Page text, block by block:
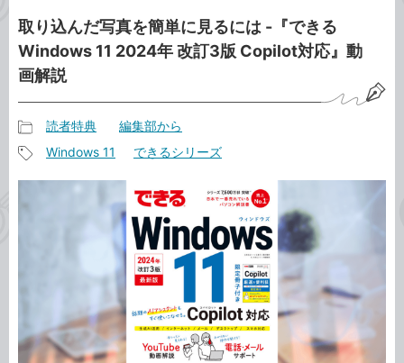
取り込んだ写真を簡単に見るには -『できる
Windows 11 2024年 改訂3版 Copilot対応』動
画解説
事
カ
読者特典 編集部から
Windows 11 できるシリーズ